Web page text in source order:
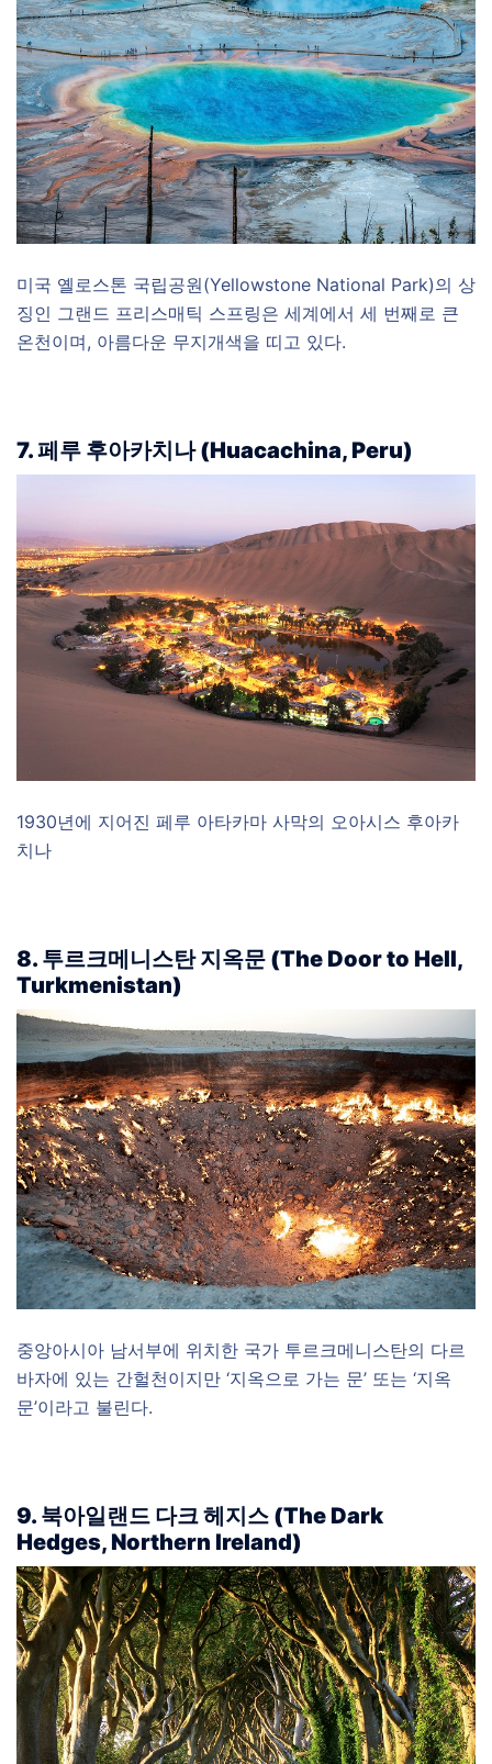
미국 옐로스톤 국립공원(Yellowstone National Park)의 상
징인 그랜드 프리스매틱 스프링은 세계에서 세 번째로 큰
온천이며, 아름다운 무지개색을 띠고 있다.
7. 페루 후아카치나 (Huacachina, Peru)
1930년에 지어진 페루 아타카마 사막의 오아시스 후아카
치나
8. 투르크메니스탄 지옥문 (The Door to Hell,
Turkmenistan)
중앙아시아 남서부에 위치한 국가 투르크메니스탄의 다르
바자에 있는 간헐천이지만 ‘지옥으로 가는 문’ 또는 ‘지옥
문’이라고 불린다.
9. 북아일랜드 다크 헤지스 (The Dark
Hedges, Northern Ireland)